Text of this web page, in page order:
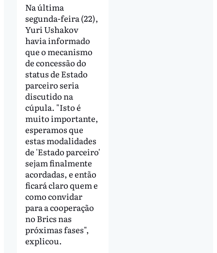
Na última
segunda-feira (22),
Yuri Ushakov
havia informado
que o mecanismo
de concessão do
status de Estado
parceiro seria
discutido na
cúpula. "Isto é
muito importante,
esperamos que
estas modalidades
de 'Estado parceiro'
sejam finalmente
acordadas, e então
ficará claro quem e
como convidar
para a cooperação
no Brics nas
próximas fases",
explicou.